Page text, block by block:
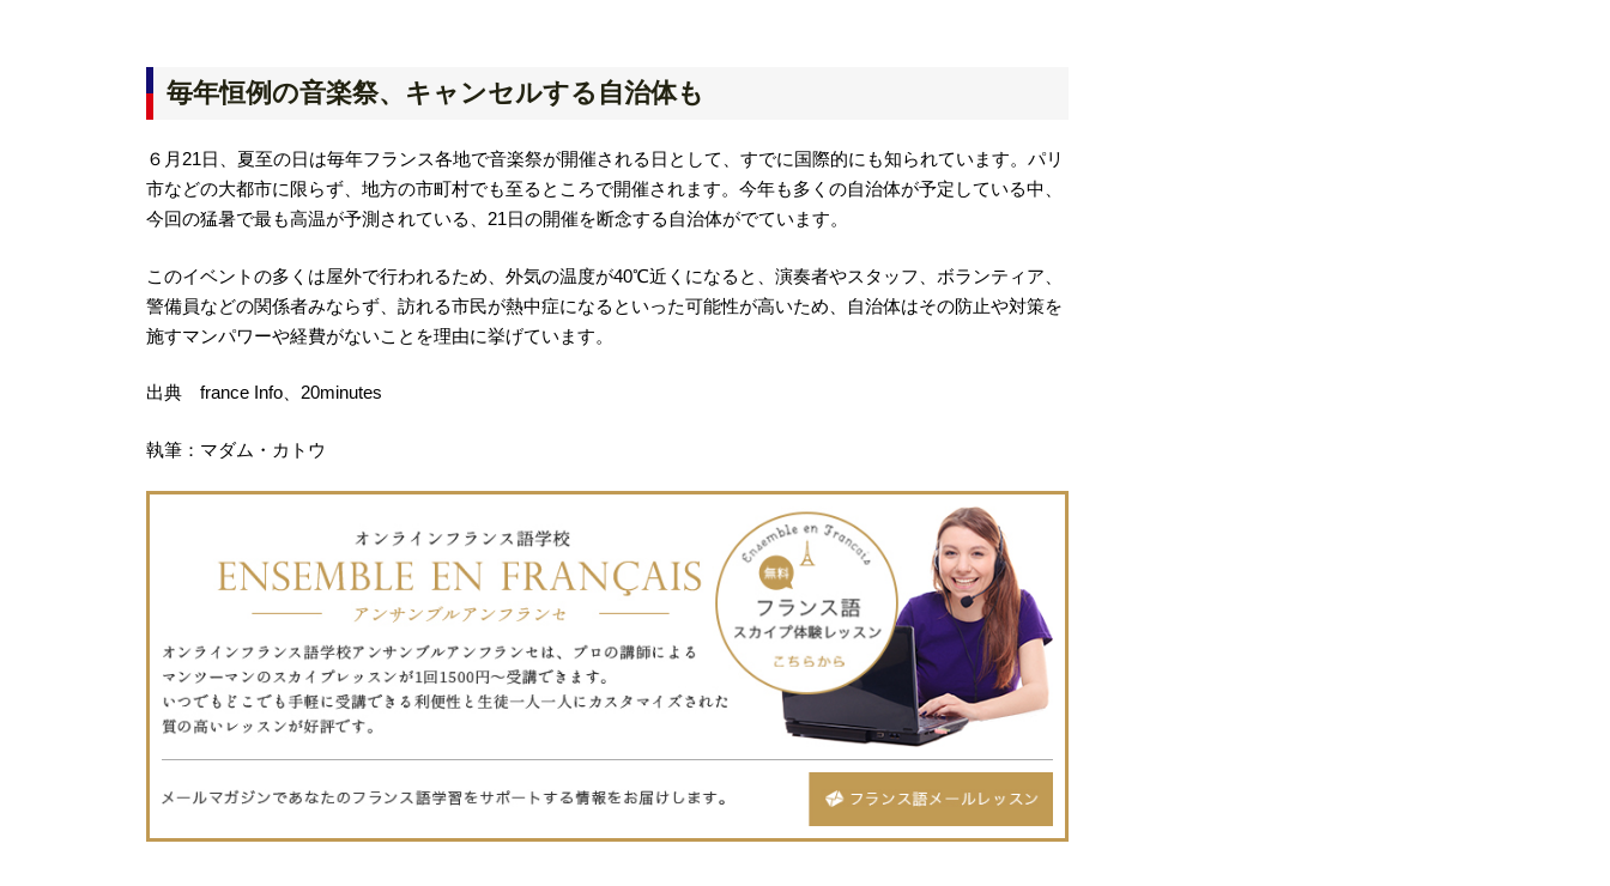
毎年恒例の音楽祭、キャンセルする自治体も
６月21日、夏至の日は毎年フランス各地で音楽祭が開催される日として、すでに国際的にも知られています。パリ
市などの大都市に限らず、地方の市町村でも至るところで開催されます。今年も多くの自治体が予定している中、
今回の猛暑で最も高温が予測されている、21日の開催を断念する自治体がでています。
このイベントの多くは屋外で行われるため、外気の温度が40℃近くになると、演奏者やスタッフ、ボランティア、
警備員などの関係者みならず、訪れる市民が熱中症になるといった可能性が高いため、自治体はその防止や対策を
施すマンパワーや経費がないことを理由に挙げています。
出典 france Info、20minutes
執筆：マダム・カトウ